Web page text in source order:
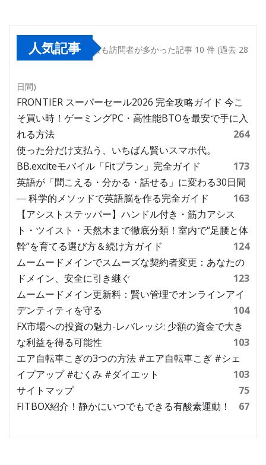
人気記事 最も訪問者が多かった記事 10 件 (過去 28
日間)
FRONTIER スーパーセール2026 完全攻略ガイド 今こ
そ買い時！ゲーミングPC・高性能BTOを最安で手に入
れる方法
264
使った分だけ支払う、いちばん賢いスマホ代。
BB.exciteモバイル「Fitプラン」完全ガイド
173
英語が「聞こえる・分かる・話せる」に変わる30日間
― 科学的メソッドで英語脳を作る完全ガイド
163
【アシストステッパー】ハンドル付き・筋力アシス
ト・ツイスト・天然木まで徹底分類！室内で“足腰と体
幹”を育てる選び方＆続け方ガイド
124
ムームードメインでスムーズな契約者変更：あなたの
ドメイン、安全に引き継ぐ
123
ムームードメイン更新料：賢い管理でオンラインアイ
デンティティを守る
104
FX市場への投資の魅力-レバレッジ: 少額の資金で大き
な利益を得る可能性
103
エア自転車こぎの3つの方法 #エア自転車こぎ #シェ
イプアップ #むくみ #ダイエット
103
サイトマップ
75
FITBOX紹介！静かにいつでもできる有酸素運動！
67